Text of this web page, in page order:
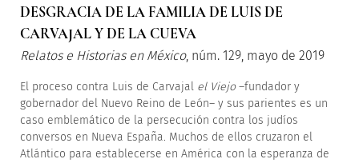
DESGRACIA DE LA FAMILIA DE LUIS DE
CARVAJAL Y DE LA CUEVA
Relatos e Historias en México, núm. 129, mayo de 2019
El proceso contra Luis de Carvajal el Viejo–fundador y
gobernador del Nuevo Reino de León– y sus parientes es un
caso emblemático de la persecución contra los judíos
conversos en Nueva España. Muchos de ellos cruzaron el
Atlántico para establecerse en América con la esperanza de